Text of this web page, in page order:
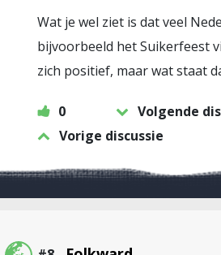
Wat je wel ziet is dat veel
bijvoorbeeld het Suikerfeest
zich positief, maar wat staat
0
Volgende
Vorige discussie